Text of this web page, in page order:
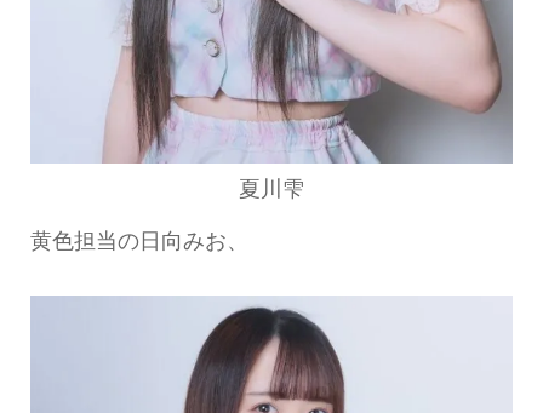
夏川雫
黄色担当の日向みお、